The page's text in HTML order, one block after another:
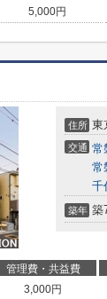
5,000円
住所 東
交通 常
常
千
築年 築
管理費・共益費
3,000円